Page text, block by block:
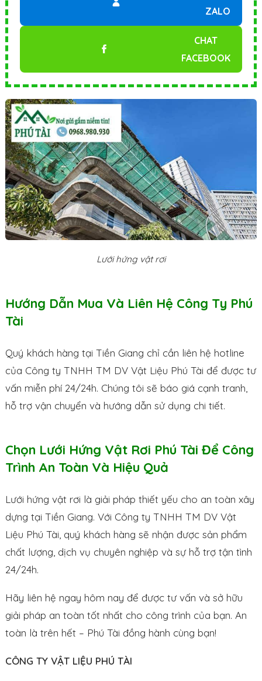
ZALO
CHAT
FACEBOOK
Lưới hứng vật rơi
Hướng Dẫn Mua Và Liên Hệ Công Ty Phú
Tài
Quý khách hàng tại Tiền Giang chỉ cần liên hệ hotline
của Công ty TNHH TM DV Vật Liệu Phú Tài để được tư
vấn miễn phí 24/24h. Chúng tôi sẽ báo giá cạnh tranh,
hỗ trợ vận chuyển và hướng dẫn sử dụng chi tiết.
Chọn Lưới Hứng Vật Rơi Phú Tài Để Công
Trình An Toàn Và Hiệu Quả
Lưới hứng vật rơi là giải pháp thiết yếu cho an toàn xây
dựng tại Tiền Giang. Với Công ty TNHH TM DV Vật
Liệu Phú Tài, quý khách hàng sẽ nhận được sản phẩm
chất lượng, dịch vụ chuyên nghiệp và sự hỗ trợ tận tình
24/24h.
Hãy liên hệ ngay hôm nay để được tư vấn và sở hữu
giải pháp an toàn tốt nhất cho công trình của bạn. An
toàn là trên hết – Phú Tài đồng hành cùng bạn!
CÔNG TY VẬT LIỆU PHÚ TÀI